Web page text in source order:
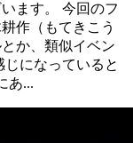
ます。 今回のフ
作（もてきこう
か、類似イベン
じになっていると
あ...